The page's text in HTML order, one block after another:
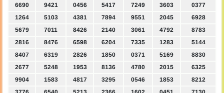
6690
9421 0456 5417 7249 3603
0377
1264
5103 4381 7894 9551 2045
6928
5679
7011 8426 2140 3061 4792
8783
2816
8476 6598 6204 7335 1283
5144
8407
6319 2826 1850 0371 5169
8830
2677
5248 1953 8136 4780 2015
6325
9904
1583 4817 3295 0546 1853
8212